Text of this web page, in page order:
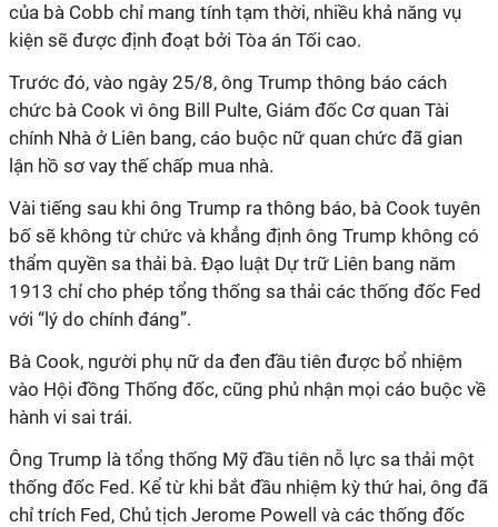
của bà Cobb chỉ mang tính tạm thời, nhiều khả năng vụ
kiện sẽ được định đoạt bởi Tòa án Tối cao.
Trước đó, vào ngày 25/8, ông Trump thông báo cách
chức bà Cook vì ông Bill Pulte, Giám đốc Cơ quan Tài
chính Nhà ở Liên bang, cáo buộc nữ quan chức đã gian
lận hồ sơ vay thế chấp mua nhà.
Vài tiếng sau khi ông Trump ra thông báo, bà Cook tuyên
bố sẽ không từ chức và khẳng định ông Trump không có
thẩm quyền sa thải bà. Đạo luật Dự trữ Liên bang năm
1913 chỉ cho phép tổng thống sa thải các thống đốc Fed
với “lý do chính đáng”.
Bà Cook, người phụ nữ da đen đầu tiên được bổ nhiệm
vào Hội đồng Thống đốc, cũng phủ nhận mọi cáo buộc về
hành vi sai trái.
Ông Trump là tổng thống Mỹ đầu tiên nỗ lực sa thải một
thống đốc Fed. Kể từ khi bắt đầu nhiệm kỳ thứ hai, ông đã
chỉ trích Fed, Chủ tịch Jerome Powell và các thống đốc